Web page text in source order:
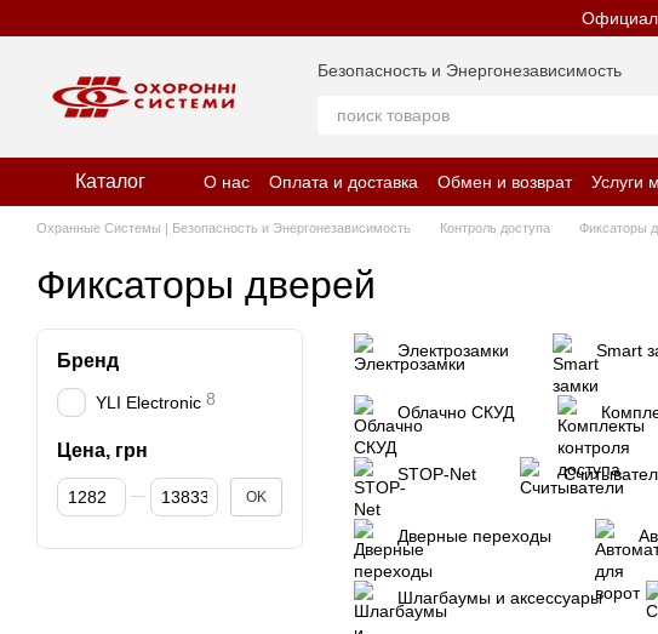
Безопасность и Энергонезависимость
Каталог О нас Оплата и доставка Обмен и возврат Услуги
Отзывы о магазине
Политика конфиденциальности
Охранные Системы | Безопасность и Энергонезависимость Контроль доступа Фиксаторы
Фиксаторы дверей
Электрозамки Smart
Облачно СКУД
STOP-Net
Дверные переходы
Шлагбаумы и аксессуары
Бренд
YLI Electronic 8
Цена, грн
От Цена, грн
До Цена, грн OK